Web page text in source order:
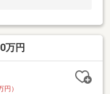
万円
円）